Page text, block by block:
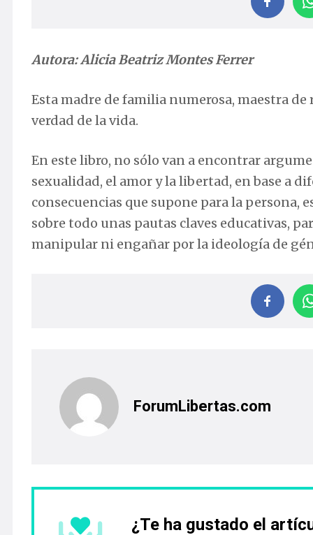
Autora: Alicia Beatriz Montes Ferrer
Esta madre de familia numerosa, maestra
verdad de la vida.
En este libro, no sólo van a encontrar
sexualidad, el amor y la libertad, en base a
consecuencias que supone para la persona,
sobre todo unas pautas claves educativas,
manipular ni engañar por la ideología de
ForumLibertas.com
¿Te ha gustado el